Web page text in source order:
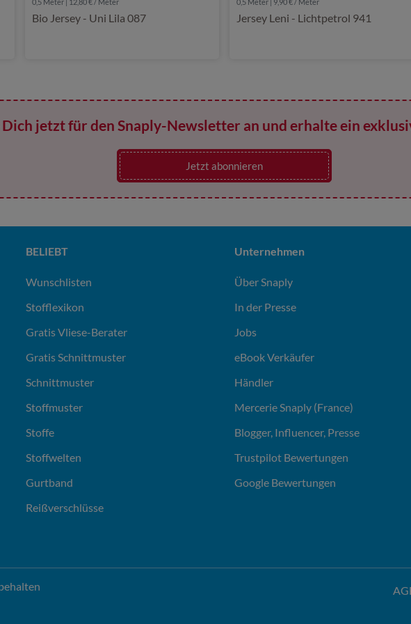
0,5 Meter | 12,80 € / Meter
Bio Jersey - Uni Lila 087
0,5 Meter | 9,90 € / Meter
Jersey Leni - Lichtpetrol 941
jetzt für den Snaply-Newsletter an und erhalte ein
Jetzt abonnieren
BELIEBT
Wunschlisten
Stofflexikon
Gratis Vliese-Berater
Gratis Schnittmuster
Schnittmuster
Stoffmuster
Stoffe
Stoffwelten
Gurtband
Reißverschlüsse
Unternehmen
Über Snaply
In der Presse
Jobs
eBook Verkäufer
Händler
Mercerie Snaply (France)
Blogger, Influencer, Presse
Trustpilot Bewertungen
Google Bewertungen